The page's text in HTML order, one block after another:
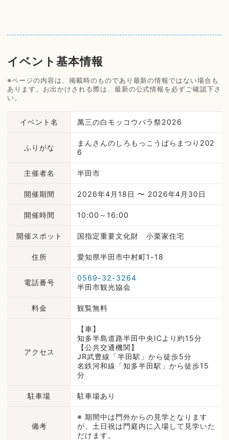
イベント基本情報
※ページの内容は、掲載時のものであり最新の情報ではない場合も
あります。お出かけされる際は、最新の公式情報を必ずご確認下さ
い。
イベント名 萬三の白モッコウバラ祭2026
ふりがな
まんさんのしろもっこうばらまつり202
6
主催者名 半田市
開催期間 2026年4月18日 〜 2026年4月30日
開催時間 10:00～16:00
開催スポット 国指定重要文化財 小栗家住宅
住所 愛知県半田市中村町1-18
電話番号
0569-32-3264
半田市観光協会
料金 観覧無料
アクセス
【車】
知多半島道路半田中央ICより約15分
【公共交通機関】
JR武豊線「半田駅」から徒歩5分
名鉄河和線「知多半田駅」から徒歩15
分
駐車場 駐車場あり
備考
※ 期間中は門外からの見学となります
が、土日祝は門庭内に入場して見学いた
だけます。